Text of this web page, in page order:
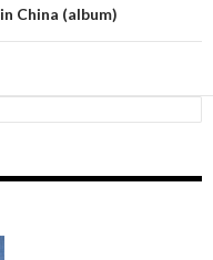
China (album)